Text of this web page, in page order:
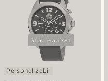
Stoc epuizat
Personalizabil